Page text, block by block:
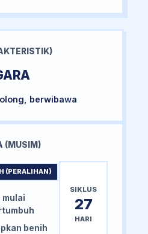
berwibawa
(MUSIM)
(PERALIHAN)
mulai
benih
SIKLUS
27
HARI